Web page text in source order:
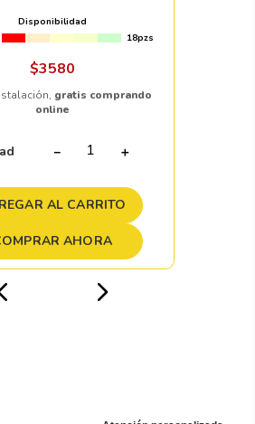
Disponibilidad
18pzs
$3580
gratis comprando
online
＋
－
AL CARRITO
AHORA